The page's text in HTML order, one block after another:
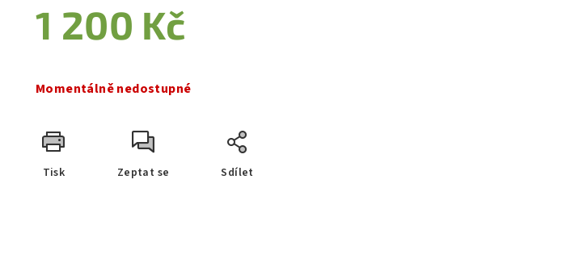
1 200 Kč
cena:
Momentálně nedostupné
Tisk Zeptat se Sdílet